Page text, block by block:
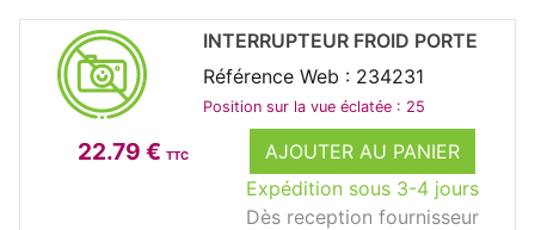
22.79 € TTC
AJOUTER AU PANIER
Expédition sous 3-4 jours
Dès reception fournisseur
INTERRUPTEUR FROID PORTE
Référence Web : 234231
Position sur la vue éclatée : 25